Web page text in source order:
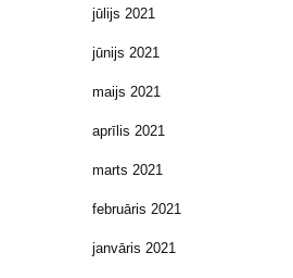
jūlijs 2021
jūnijs 2021
maijs 2021
aprīlis 2021
marts 2021
februāris 2021
janvāris 2021